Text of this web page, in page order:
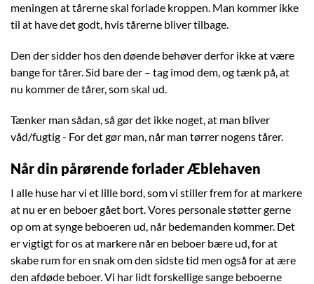
meningen at tårerne skal forlade kroppen. Man kommer ikke
til at have det godt, hvis tårerne bliver tilbage.
Den der sidder hos den døende behøver derfor ikke at være
bange for tårer. Sid bare der – tag imod dem, og tænk på, at
nu kommer de tårer, som skal ud.
Tænker man sådan, så gør det ikke noget, at man bliver
våd/fugtig - For det gør man, når man tørrer nogens tårer.
Når din pårørende forlader Æblehaven
I alle huse har vi et lille bord, som vi stiller frem for at markere
at nu er en beboer gået bort. Vores personale støtter gerne
op om at synge beboeren ud, når bedemanden kommer. Det
er vigtigt for os at markere når en beboer bære ud, for at
skabe rum for en snak om den sidste tid men også for at ære
den afdøde beboer. Vi har lidt forskellige sange beboerne